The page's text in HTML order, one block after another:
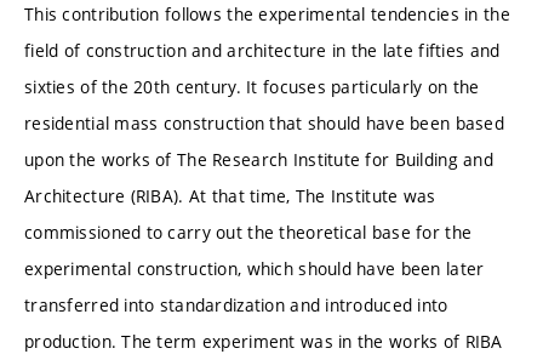
This contribution follows the experimental tendencies in the
field of construction and architecture in the late fifties and
sixties of the 20th century. It focuses particularly on the
residential mass construction that should have been based
upon the works of The Research Institute for Building and
Architecture (RIBA). At that time, The Institute was
commissioned to carry out the theoretical base for the
experimental construction, which should have been later
transferred into standardization and introduced into
production. The term experiment was in the works of RIBA